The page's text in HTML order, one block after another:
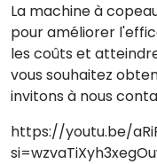
La machine à
pour améliorer
les coûts et
vous souhaitez
invitons à nous
https://youtu.be/